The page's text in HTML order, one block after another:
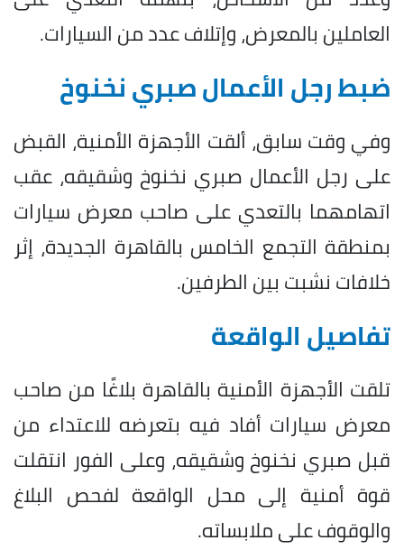
العاملين بالمعرض، وإتلاف عدد من السيارات.
ضبط رجل الأعمال صبري نخنوخ
وفي وقت سابق، ألقت الأجهزة الأمنية، القبض
على رجل الأعمال صبري نخنوخ وشقيقه، عقب
اتهامهما بالتعدي على صاحب معرض سيارات
بمنطقة التجمع الخامس بالقاهرة الجديدة، إثر
خلافات نشبت بين الطرفين.
تفاصيل الواقعة
تلقت الأجهزة الأمنية بالقاهرة بلاغًا من صاحب
معرض سيارات أفاد فيه بتعرضه للاعتداء من
قبل صبري نخنوخ وشقيقه، وعلى الفور انتقلت
قوة أمنية إلى محل الواقعة لفحص البلاغ
والوقوف على ملابساته.